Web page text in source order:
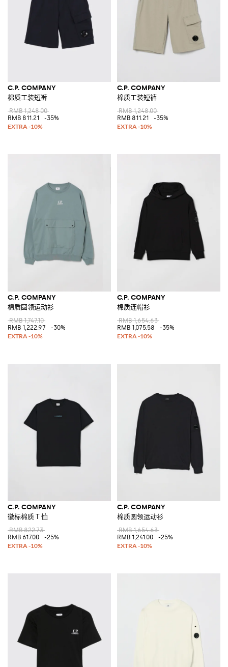
C.P. COMPANY
棉质工装短裤
RMB 1,248.00
RMB 811.21
-35%
C.P. COMPANY
棉质工装短裤
RMB 1,248.00
RMB 811.21
-35%
C.P. COMPANY
棉质圆领运动衫
RMB 1,747.10
RMB 1,222.97
-30%
C.P. COMPANY
棉质连帽衫
RMB 1,654.63
RMB 1,075.58
-35%
C.P. COMPANY
徽标棉质 T 恤
RMB 822.73
RMB 617.00
-25%
C.P. COMPANY
棉质圆领运动衫
RMB 1,654.63
RMB 1,241.00
-25%